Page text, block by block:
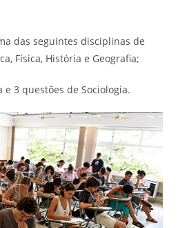
das seguintes disciplinas de
Física, História e Geografia;
e 3 questões de Sociologia.